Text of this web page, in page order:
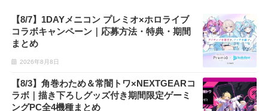
2026年8月8日
【8/7】1DAYメニコン プレミオ×ホロライブ
コラボキャンペーン｜応募方法・特典・期間
まとめ
【8/3】角巻わため＆常闇トワ×NEXTGEARコ
ラボ｜描き下ろしグッズ付き期間限定ゲーミ
ングPC全4機種まとめ